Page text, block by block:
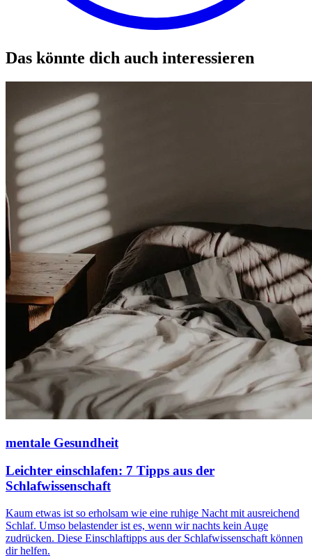
Das könnte dich auch interessieren
mentale Gesundheit
Leichter einschlafen: 7 Tipps aus der
Schlafwissenschaft
Kaum etwas ist so erholsam wie eine ruhige Nacht mit ausreichend
Schlaf. Umso belastender ist es, wenn wir nachts kein Auge
zudrücken. Diese Einschlaftipps aus der Schlafwissenschaft können
dir helfen.